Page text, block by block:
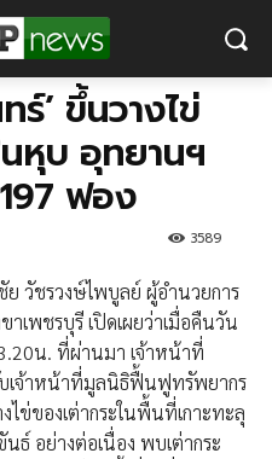
ร์’ ขึ้นวางไข่
หุบ อุทยานฯ
ฟอง
3589
วัชรวงษ์ไพบูลย์ ผู้อำนวยการ
พชรบุรี เปิดเผยว่าเมื่อคืนวัน
น. ที่ผ่านมา เจ้าหน้าที่
เจ้าหน้าที่มูลนิธิฟื้นฟูทรัพยากร
ไข่ของเต่ากระในพื้นที่เกาะทะลุ
ธ์ อย่างต่อเนื่อง พบเต่ากระ